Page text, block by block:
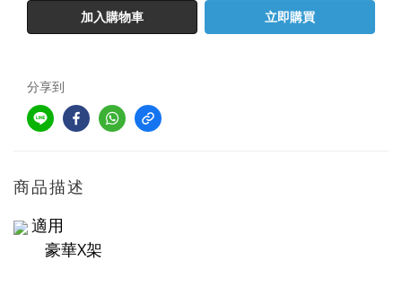
加入購物車 立即購買
分享到
商品描述
適用
豪華X架